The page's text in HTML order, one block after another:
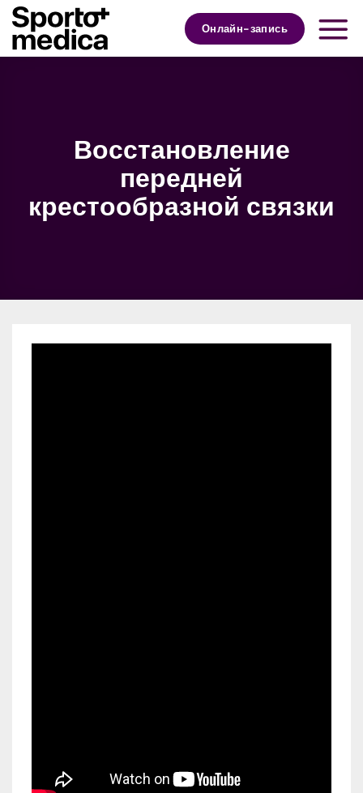
Skip
content
Онлайн-запись
Восстановление
передней
крестообразной связки